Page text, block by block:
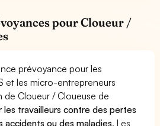
pour Cloueur /
prévoyance pour les
et les micro-entrepreneurs
de Cloueur / Cloueuse de
les travailleurs contre des pertes
accidents ou des maladies. Les